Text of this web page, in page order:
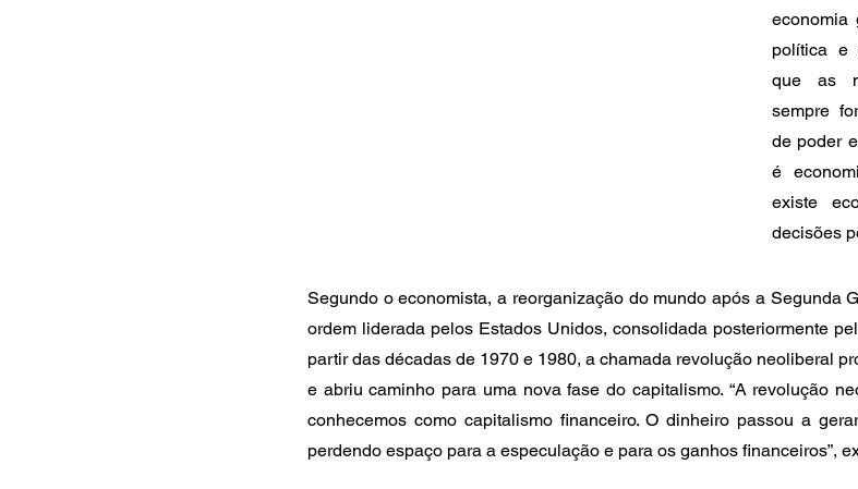
economia
política e
que as
sempre
de poder
é
existe
decisões
Segundo o economista, a reorganização do mundo após a Segunda
ordem liderada pelos Estados Unidos, consolidada posteriormente
partir das décadas de 1970 e 1980, a chamada revolução neoliberal
e abriu caminho para uma nova fase do capitalismo. “A revolução
conhecemos como capitalismo financeiro. O dinheiro passou a
perdendo espaço para a especulação e para os ganhos financeiros”,